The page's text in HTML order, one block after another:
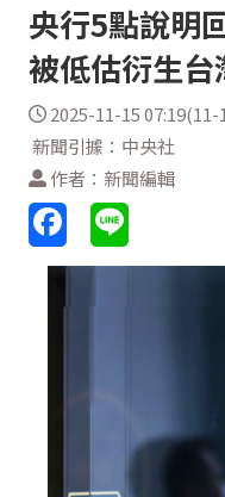
央行5點說明
被低估衍生台
2025-11-15 07:19(11-
新聞引據：中央社
作者：新聞編輯